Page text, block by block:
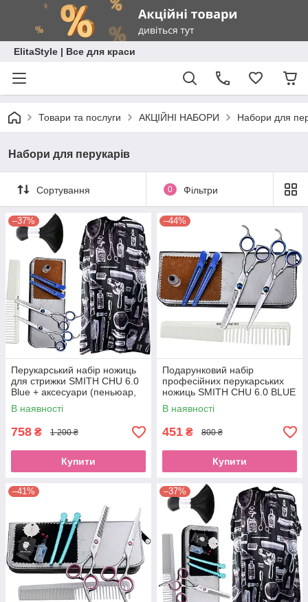
ElitaStyle | Все для краси
Товари та послуги АКЦІЙНІ НАБОРИ Набори для
Набори для перукарів
Сортування 0 Фільтри
–37%
Перукарський набір ножиць
для стрижки SMITH CHU 6.0
Blue + аксесуари (пеньюар,
кмітливість, гребінець,EStyle
В наявності
758 ₴ 1 200 ₴
Купити
–44%
Подарунковий набір
професійних перукарських
ножиць SMITH CHU 6.0 BLUE
в чохлі з гребінцем,
затискачами,EStyle
В наявності
451 ₴ 800 ₴
Купити
–41% –37%